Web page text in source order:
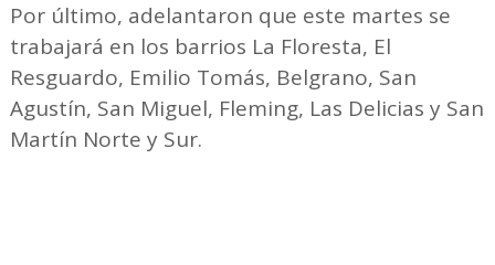
Por último, adelantaron que este martes se
trabajará en los barrios La Floresta, El
Resguardo, Emilio Tomás, Belgrano, San
Agustín, San Miguel, Fleming, Las Delicias y San
Martín Norte y Sur.